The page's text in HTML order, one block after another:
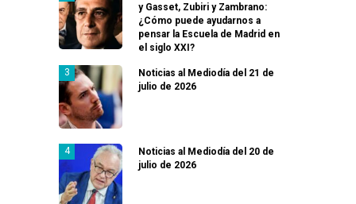
y Gasset, Zubiri y Zambrano:
¿Cómo puede ayudarnos a
pensar la Escuela de Madrid en
el siglo XXI?
Noticias al Mediodía del 21 de
julio de 2026
Noticias al Mediodía del 20 de
julio de 2026